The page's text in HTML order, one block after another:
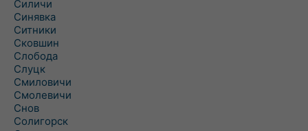
Силичи
Синявка
Ситники
Сковшин
Слобода
Слуцк
Смиловичи
Смолевичи
Снов
Солигорск